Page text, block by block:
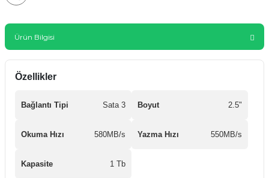
Ürün Bilgisi
Özellikler
Bağlantı Tipi Sata 3 Boyut 2.5"
Okuma Hızı 580MB/s Yazma Hızı 550MB/s
Kapasite 1 Tb